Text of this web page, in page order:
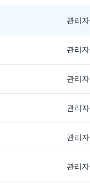
관리자
관리자
관리자
관리자
관리자
관리자